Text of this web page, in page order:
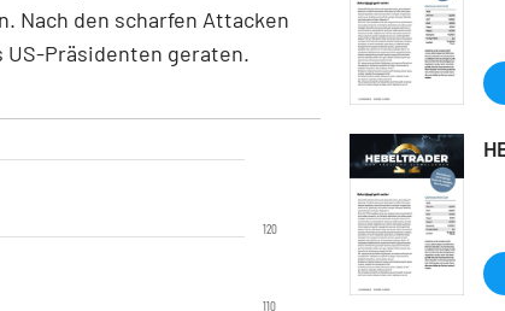
Nach den scharfen Attacken
US-Präsidenten geraten.
110
120